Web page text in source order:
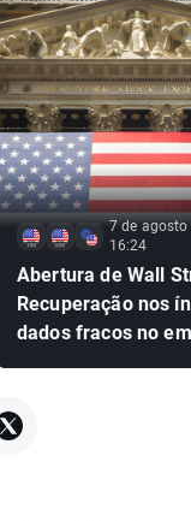
7 de agosto
16:24
Abertura de Wall
Recuperação nos
dados fracos no